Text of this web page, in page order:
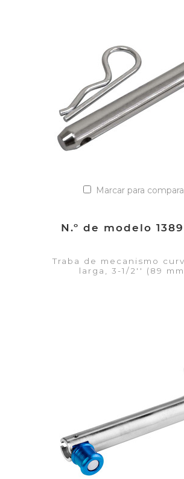
Añadir a la lista de
Marcar para
N.º de modelo
Traba de mecanismo
larga, 3-1/2'' (89
Añadir a la lista de